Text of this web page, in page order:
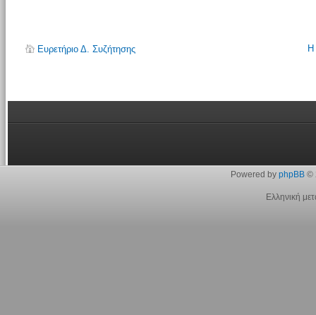
Ευρετήριο Δ. Συζήτησης Η
Powered by phpBB©
Ελληνική